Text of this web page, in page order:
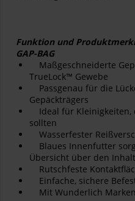
Funktion und
GAP-BAG
Maßgeschneiderte
TrueLock™ Gewebe
Passgenau für die
Gepäckträgers
Ideal für Kleinigkeiten,
sollten
Wasserfester
Blaues Innenfutter
Übersicht über den Inhalt
Rutschfeste
Einfache, sichere
Mit Wunderlich